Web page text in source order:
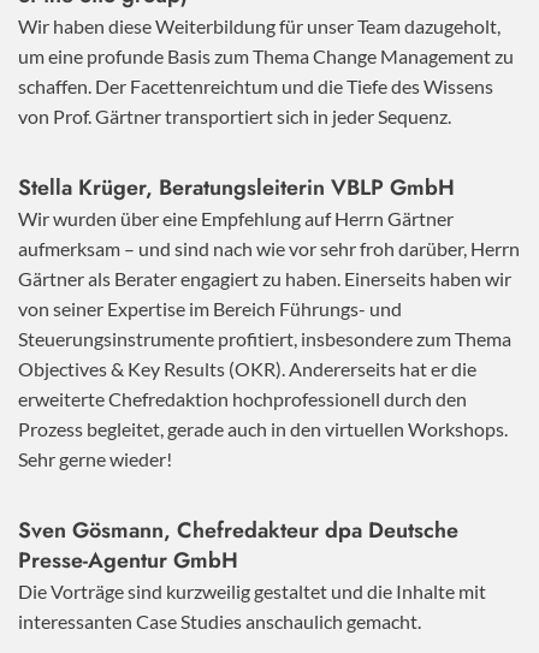
Wir haben diese Weiterbildung für unser Team dazugeholt,
um eine profunde Basis zum Thema Change Management zu
schaffen. Der Facettenreichtum und die Tiefe des Wissens
von Prof. Gärtner transportiert sich in jeder Sequenz.
Stella Krüger, Beratungsleiterin VBLP GmbH
Wir wurden über eine Empfehlung auf Herrn Gärtner
aufmerksam – und sind nach wie vor sehr froh darüber, Herrn
Gärtner als Berater engagiert zu haben. Einerseits haben wir
von seiner Expertise im Bereich Führungs- und
Steuerungsinstrumente profitiert, insbesondere zum Thema
Objectives & Key Results (OKR). Andererseits hat er die
erweiterte Chefredaktion hochprofessionell durch den
Prozess begleitet, gerade auch in den virtuellen Workshops.
Sehr gerne wieder!
Sven Gösmann, Chefredakteur dpa Deutsche
Presse-Agentur GmbH
Die Vorträge sind kurzweilig gestaltet und die Inhalte mit
interessanten Case Studies anschaulich gemacht.